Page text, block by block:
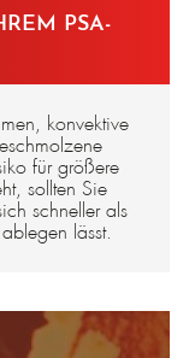
Baumwolle (Art.-Nr.
E2318-000)
Baumwolle
Baumwolle
PSA-
konvektive
für größere
sollten Sie
schneller als
lässt.